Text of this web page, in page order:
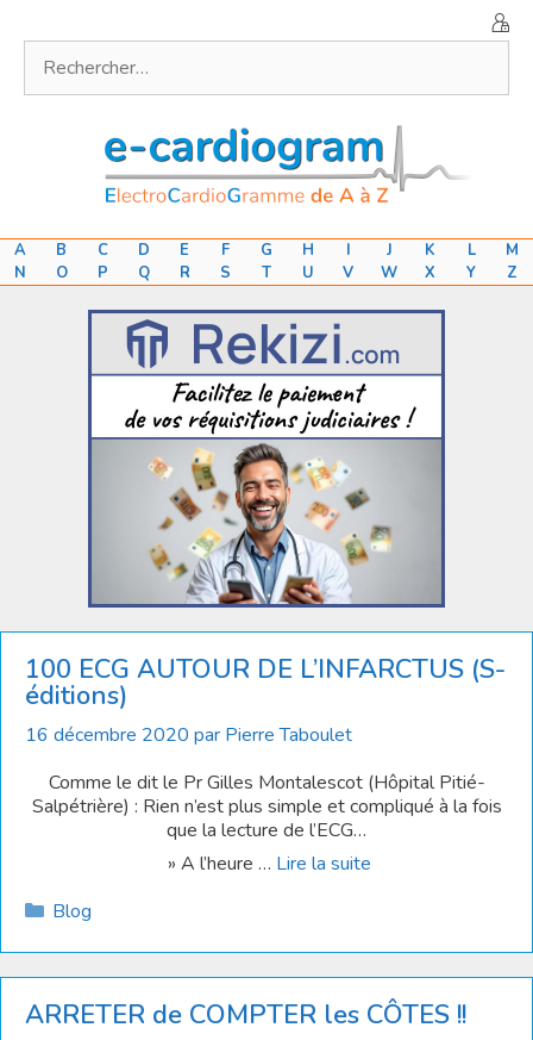
contenu
A B C D E F G H I J K L
M
N
O P Q R S T U V W X Y Z
100 ECG AUTOUR DE L’INFARCTUS (S-
éditions)
16 décembre 2020 par Pierre Taboulet
Comme le dit le Pr Gilles Montalescot (Hôpital Pitié-
Salpétrière) : Rien n’est plus simple et compliqué à la fois
que la lecture de l’ECG…
» A l’heure … Lire la suite
Catégories
Blog
ARRETER de COMPTER les CÔTES !!